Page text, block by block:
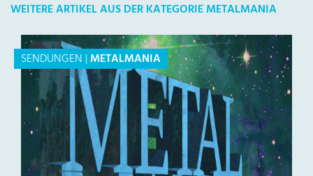
WEITERE ARTIKEL AUS DER KATEGORIE METALMANIA
SENDUNGEN |METALMANIA